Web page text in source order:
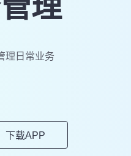
理日常业务
下载APP